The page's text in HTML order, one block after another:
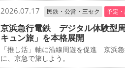
2026.07.17 民鉄・公営・三セク 予定
京浜急行電鉄 デジタル体験型
キュン旅」を本格展開
「推し活」軸に沿線周遊を促進 京浜
に、京急で旅しよう。